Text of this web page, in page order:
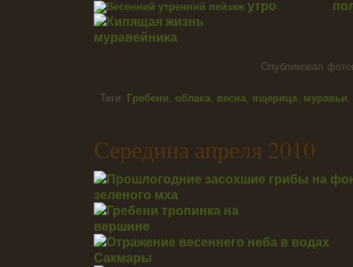
Опубликовал
Теги: Гребени, облака, весна, ящерица, муравьи,
Середина апреля 2010